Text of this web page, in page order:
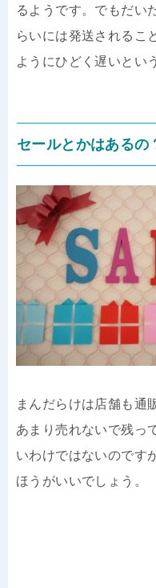
るようです。でもだい
らいには発送されるこ
ようにひどく遅いとい
セールとかはあるの
まんだらけは店舗も通
あまり売れないで残っ
いわけではないのです
ほうがいいでしょう。